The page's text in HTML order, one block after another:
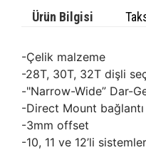
Ürün Bilgisi
-Çelik malzeme
-28T, 30T, 32T dişli
-"Narrow-Wide” Dar-
-Direct Mount bağlantı
-3mm offset
-10, 11 ve 12’li